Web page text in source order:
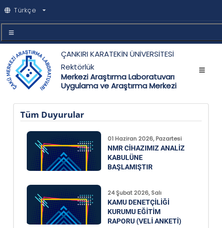
Türkçe
ÇANKIRI KARATEKİN ÜNİVERSİTESİ
Rektörlük
Merkezi Araştırma Laboratuvarı
Uygulama ve Araştırma Merkezi
Tüm Duyurular
01 Haziran 2026, Pazartesi
NMR CIHAZIMIZ ANALIZ
KABULÜNE
BAŞLAMIŞTIR
24 Şubat 2026, Salı
KAMU DENETÇILIĞI
KURUMU EĞITIM
RAPORU (VELI ANKETI)